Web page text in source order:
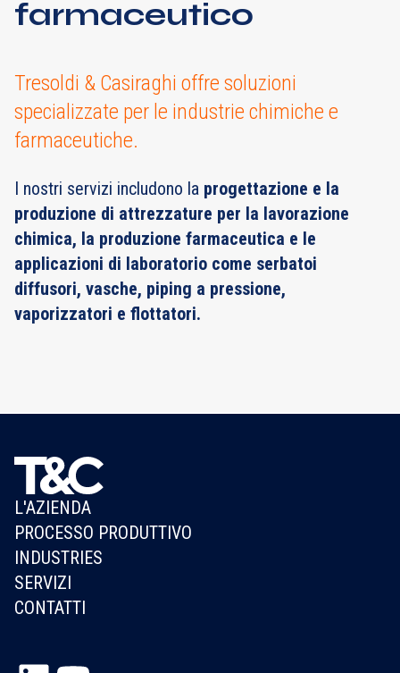
farmaceutico
Tresoldi & Casiraghi offre soluzioni
specializzate per le industrie chimiche e
farmaceutiche.
I nostri servizi includono la progettazione e la
produzione di attrezzature per la lavorazione
chimica, la produzione farmaceutica e le
applicazioni di laboratorio come serbatoi
diffusori, vasche, piping a pressione,
vaporizzatori e flottatori.
L'AZIENDA
PROCESSO PRODUTTIVO
INDUSTRIES
SERVIZI
CONTATTI